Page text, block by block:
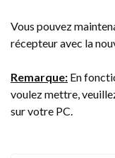
Vous pouvez
récepteur avec la
Remarque: En
voulez mettre,
sur votre PC.